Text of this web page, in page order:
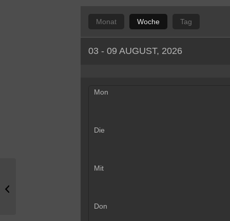
Monat Woche Tag
03 - 09 AUGUST, 2026
Mon
Die
Mit
Don